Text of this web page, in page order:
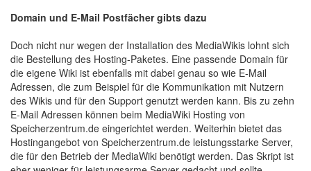
Domain und E-Mail Postfächer gibts dazu
Doch nicht nur wegen der Installation des MediaWikis lohnt sich
die Bestellung des Hosting-Paketes. Eine passende Domain für
die eigene Wiki ist ebenfalls mit dabei genau so wie E-Mail
Adressen, die zum Beispiel für die Kommunikation mit Nutzern
des Wikis und für den Support genutzt werden kann. Bis zu zehn
E-Mail Adressen können beim MediaWiki Hosting von
Speicherzentrum.de eingerichtet werden. Weiterhin bietet das
Hostingangebot von Speicherzentrum.de leistungsstarke Server,
die für den Betrieb der MediaWiki benötigt werden. Das Skript ist